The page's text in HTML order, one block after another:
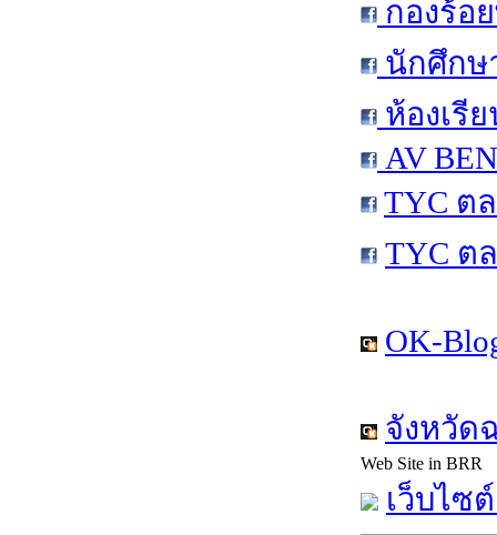
กองร้อ
นักศึกษ
ห้องเรี
AV
TYC ต
TYC ต
OK-
จังหวัด
Web Site in BRR
เว็บไซ